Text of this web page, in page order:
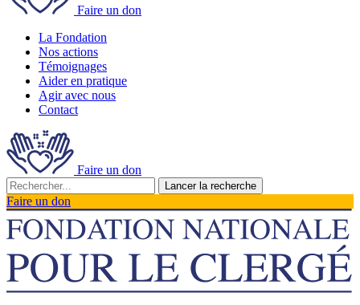
Faire un don
La Fondation
Nos actions
Témoignages
Aider en pratique
Agir avec nous
Contact
Faire un don
Lancer la recherche
Faire un don